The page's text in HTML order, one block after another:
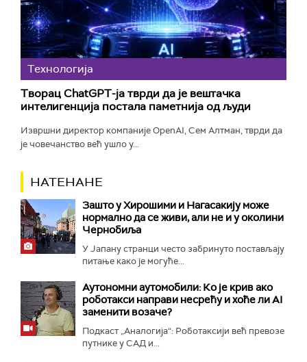
Технологијa
Творац ChatGPT-ја тврди да је вештачка
интелигенција постала паметнија од људи
Извршни директор компаније OpenAI, Сем Алтман, тврди да
је човечанство већ ушло у...
НАТЕНАНЕ
Зашто у Хирошими и Нагасакију може
нормално да се живи, али не и у околини
Чернобиља
У Јапану странци често забринуто постављају
питање како је могуће...
Аутономни аутомобили: Ко је крив ако
роботакси направи несрећу и хоће ли AI
заменити возаче?
Подкаст „Аналогија“: Роботаксији већ превозе
путнике у САД и...